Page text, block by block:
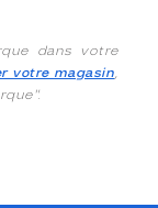
dans votre
votre magasin